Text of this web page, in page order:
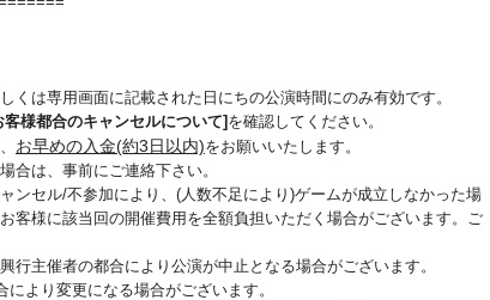
くは専用画面に記載された日にちの公演時間にのみ有効です。
客様都合のキャンセルについて]を確認してください。
お早めの入金(約3日以内)をお願いいたします。
合は、事前にご連絡下さい。
ンセル/不参加により、(人数不足により)ゲームが成立しなかった場
客様に該当回の開催費用を全額負担いただく場合がございます。ご
行主催者の都合により公演が中止となる場合がございます。
により変更になる場合がございます。